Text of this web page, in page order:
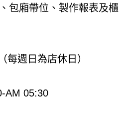
包廂帶位、製作報表及櫃
每週日為店休日）
AM 05:30